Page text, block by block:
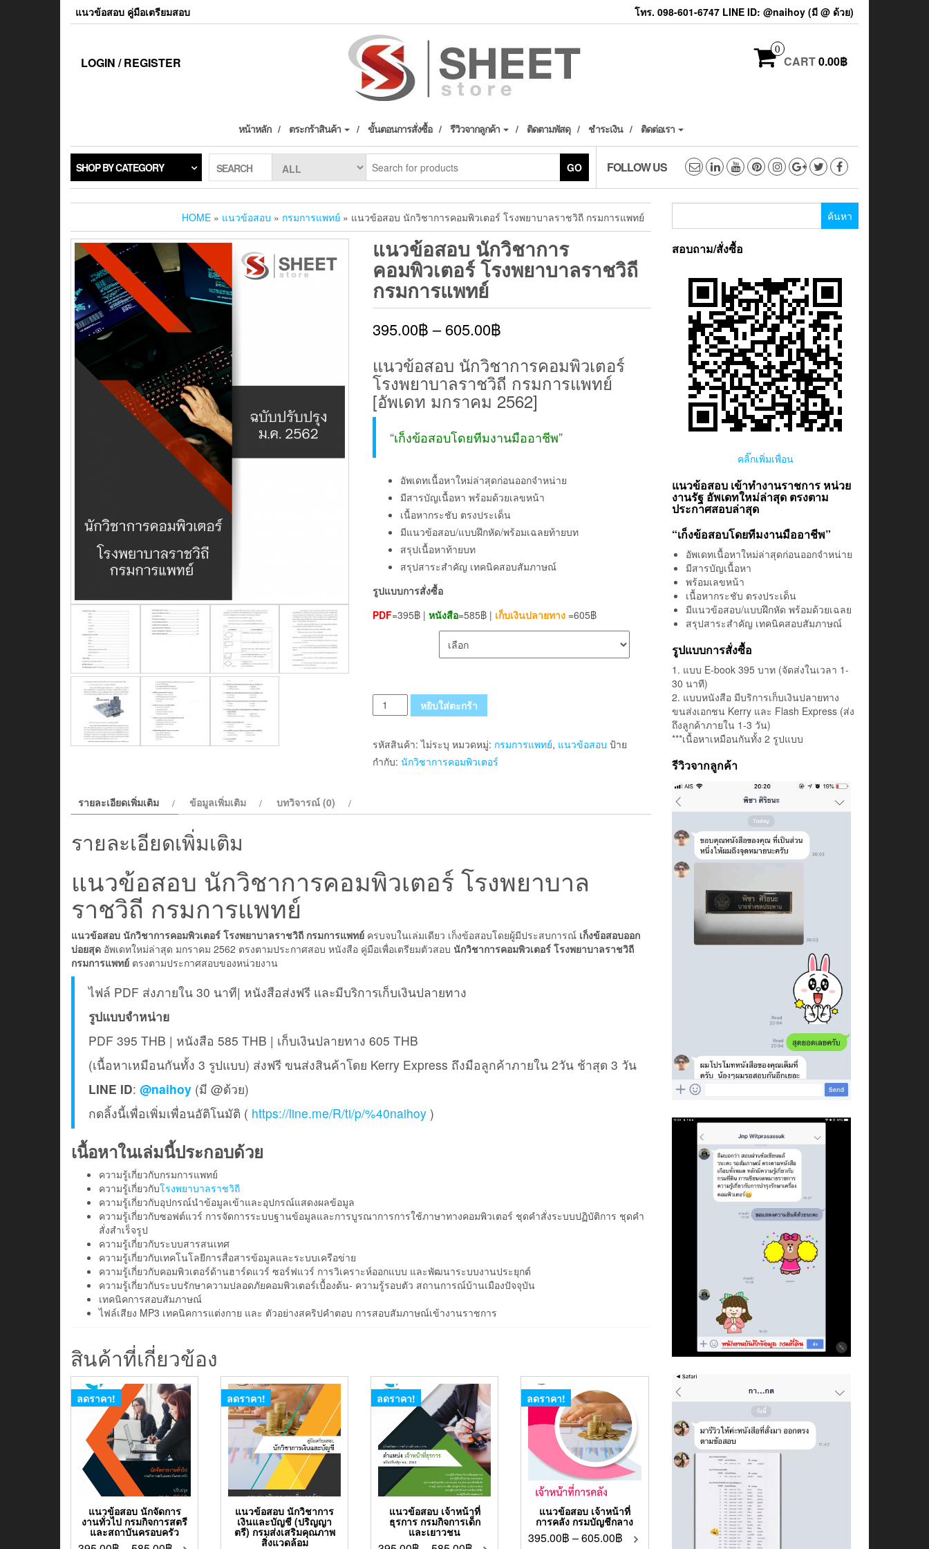
แนวข้อสอบ คู่มือเตรียมสอบ โทร. 098-601-6747 LINE ID: @naihoy (มี @ ด้วย)
LOGIN / REGISTER
0
CART0.00฿
หน้าหลัก ตระกร้าสินค้า ขั้นตอนการสั่งซื้อ รีวิวจากลูกค้า ติดตามพัสดุ ชำระเงิน ติดต่อเรา
SHOP BY CATEGORY SEARCH GO FOLLOW US
HOME » แนวข้อสอบ » กรมการแพทย์ » แนวข้อสอบ นักวิชาการคอมพิวเตอร์ โรงพยาบาลราชวิถี กรมการแพทย์
แนวข้อสอบ นักวิชาการ
คอมพิวเตอร์ โรงพยาบาลราชวิถี
กรมการแพทย์
395.00฿ –605.00฿
แนวข้อสอบ นักวิชาการคอมพิวเตอร์
โรงพยาบาลราชวิถี กรมการแพทย์
[อัพเดท มกราคม 2562]
“เก็งข้อสอบโดยทีมงานมืออาชีพ”
อัพเดทเนื้อหาใหม่ล่าสุดก่อนออกจำหน่าย
มีสารบัญเนื้อหา พร้อมด้วยเลขหน้า
เนื้อหากระชับ ตรงประเด็น
มีแนวข้อสอบ/แบบฝึกหัด/พร้อมเฉลยท้ายบท
สรุปเนื้อหาท้ายบท
สรุปสาระสำคัญ เทคนิคสอบสัมภาษณ์
รูปแบบการสั่งซื้อ
PDF=395฿ | หนังสือ=585฿ | เก็บเงินปลายทาง=605฿
จำนวน
แนว
การ
แพทย์
หยิบใส่ตะกร้า
รหัสสินค้า:ไม่ระบุ หมวดหมู่: กรมการแพทย์, แนวข้อสอบ ป้าย
กำกับ: นักวิชาการคอมพิวเตอร์
รายละเอียดเพิ่มเติม ข้อมูลเพิ่มเติม บทวิจารณ์ (0)
รายละเอียดเพิ่มเติม
แนวข้อสอบ นักวิชาการคอมพิวเตอร์ โรงพยาบาล
ราชวิถี กรมการแพทย์
แนวข้อสอบ นักวิชาการคอมพิวเตอร์ โรงพยาบาลราชวิถี กรมการแพทย์ ครบจบในเล่มเดียว เก็งข้อสอบโดยผู้มีประสบการณ์ เก็งข้อสอบออก
บ่อยสุด อัพเดทใหม่ล่าสุด มกราคม 2562 ตรงตามประกาศสอบ หนังสือ คู่มือเพื่อเตรียมตัวสอบ นักวิชาการคอมพิวเตอร์ โรงพยาบาลราชวิถี
กรมการแพทย์ ตรงตามประกาศสอบของหน่วยงาน
ไฟล์ PDF ส่งภายใน 30 นาที| หนังสือส่งฟรี และมีบริการเก็บเงินปลายทาง
รูปแบบจำหน่าย
PDF 395 THB | หนังสือ 585 THB | เก็บเงินปลายทาง 605 THB
(เนื้อหาเหมือนกันทั้ง 3 รูปแบบ) ส่งฟรี ขนส่งสินค้าโดย Kerry Express ถึงมือลูกค้าภายใน 2วัน ช้าสุด 3 วัน
LINE ID: @naihoy (มี @ด้วย)
กดลิ้งนี้เพื่อเพิ่มเพื่อนอัติโนมัติ ( https://line.me/R/ti/p/%40naihoy )
เนื้อหาในเล่มนี้ประกอบด้วย
ความรู้เกี่ยวกับกรมการแพทย์
ความรู้เกี่ยวกับโรงพยาบาลราชวิถี
ความรู้เกี่ยวกับอุปกรณ์นำข้อมูลเข้าและอุปกรณ์แสดงผลข้อมูล
ความรู้เกี่ยวกับซอฟต์แวร์ การจัดการระบบฐานข้อมูลและการบูรณาการการใช้ภาษาทางคอมพิวเตอร์ ชุดคำสั่งระบบปฏิบัติการ ชุดคำ
สั่งสำเร็จรูป
ความรู้เกี่ยวกับระบบสารสนเทศ
ความรู้เกี่ยวกับเทคโนโลยีการสื่อสารข้อมูลและระบบเครือข่าย
ความรู้เกี่ยวกับคอมพิวเตอร์ด้านฮาร์ดแวร์ ซอร์ฟแวร์ การวิเคราะห์ออกแบบ และพัฒนาระบบงานประยุกต์
ความรู้เกี่ยวกับระบบรักษาความปลอดภัยคอมพิวเตอร์เบื้องต้น- ความรู้รอบตัว สถานการณ์บ้านเมืองปัจจุบัน
เทคนิคการสอบสัมภาษณ์
ไฟล์เสียง MP3 เทคนิคการแต่งกาย และ ตัวอย่างสคริปคำตอบ การสอบสัมภาษณ์เข้างานราชการ
สินค้าที่เกี่ยวข้อง
ลดราคา!
แนวข้อสอบ นักจัดการ
งานทั่วไป กรมกิจการสตรี
และสถาบันครอบครัว
ลดราคา!
แนวข้อสอบ นักวิชาการ
เงินและบัญชี (ปริญญา
ตรี) กรมส่งเสริมคุณภาพ
สิ่งแวดล้อม
ลดราคา!
แนวข้อสอบ เจ้าหน้าที่
ธุรการ กรมกิจการเด็ก
และเยาวชน
ลดราคา!
แนวข้อสอบ เจ้าหน้าที่
การคลัง กรมบัญชีกลาง
395.00฿ –605.00฿
สอบถาม/สั่งซื้อ
คลิ๊กเพิ่มเพื่อน
แนวข้อสอบ เข้าทำงานราชการ หน่วย
งานรัฐ อัพเดทใหม่ล่าสุด ตรงตาม
ประกาศสอบล่าสุด
“เก็งข้อสอบโดยทีมงานมืออาชีพ”
อัพเดทเนื้อหาใหม่ล่าสุดก่อนออกจำหน่าย
มีสารบัญเนื้อหา
พร้อมเลขหน้า
เนื้อหากระชับ ตรงประเด็น
มีแนวข้อสอบ/แบบฝึกหัด พร้อมด้วยเฉลย
สรุปสาระสำคัญ เทคนิคสอบสัมภาษณ์
รูปแบบการสั่งซื้อ
1. แบบ E-book 395 บาท (จัดส่งในเวลา 1-
30 นาที)
2. แบบหนังสือ มีบริการเก็บเงินปลายทาง
ขนส่งเอกชน Kerry และ Flash Express (ส่ง
ถึงลูกค้าภายใน 1-3 วัน)
***เนื้อหาเหมือนกันทั้ง 2 รูปแบบ
รีวิวจากลูกค้า